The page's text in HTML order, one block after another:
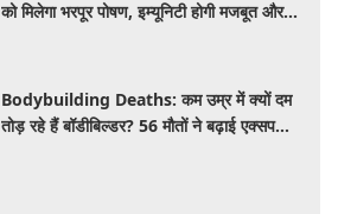
को मिलेगा भरपूर पोषण, इम्यूनिटी होगी मजबूत और
Bodybuilding Deaths: कम उम्र में क्यों दम
तोड़ रहे हैं बॉडीबिल्डर? 56 मौतों ने बढ़ाई एक्सपर्ट्स